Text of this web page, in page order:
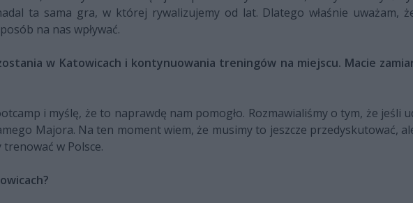
ta sama gra, w której rywalizujemy od lat. Dlatego właśnie uważam,
na nas wpływać.
w Katowicach i kontynuowania treningów na miejscu. Macie
i myślę, że to naprawdę nam pomogło. Rozmawialiśmy o tym, że jeśli
Majora. Na ten moment wiem, że musimy to jeszcze przedyskutować,
w Polsce.